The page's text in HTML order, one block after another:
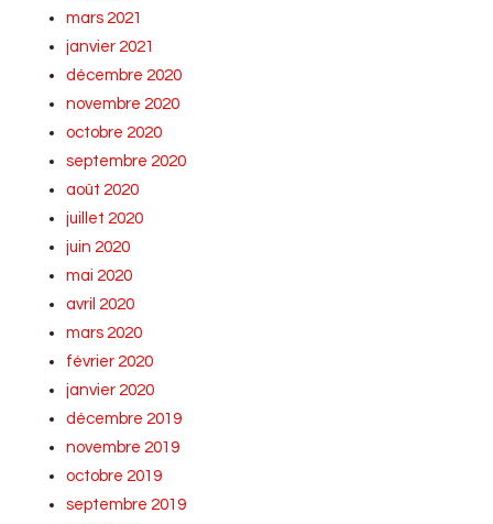
mars 2021
janvier 2021
décembre 2020
novembre 2020
octobre 2020
septembre 2020
août 2020
juillet 2020
juin 2020
mai 2020
avril 2020
mars 2020
février 2020
janvier 2020
décembre 2019
novembre 2019
octobre 2019
septembre 2019